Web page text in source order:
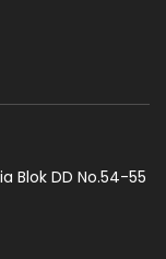
Blok DD No.54-55